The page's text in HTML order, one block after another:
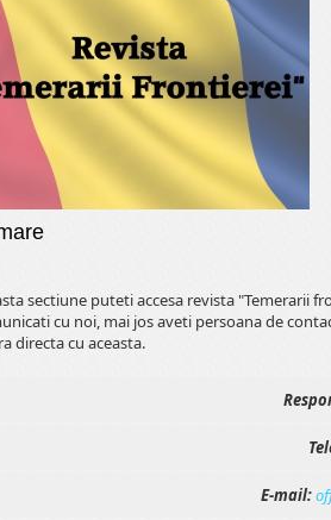
sectiune puteti accesa revista "Temerarii
cu noi, mai jos aveti persoana de
directa cu aceasta.
E-mail: